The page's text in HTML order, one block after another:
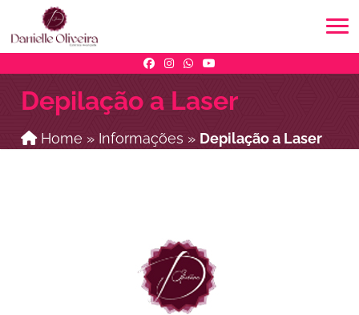
Depilação a Laser
Home » Informações » Depilação a Laser